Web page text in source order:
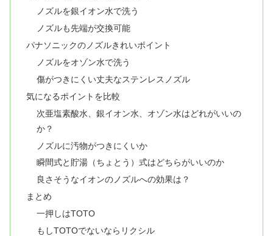
ノズルを銀イオン水で洗う
ノズルも先端が交換可能
パナソニックのノズルきれいポイント
ノズルをオゾン水で洗う
傷がつきにくい丈夫なステンレスノズル
気になるポイントを比較
次亜塩素酸水、銀イオン水、オゾン水はどれがいいの
か？
ノズルに汚物がつきにくいか
瞬間式と貯湯（ちょとう）式はどちらがいいのか
良さそうなイオンのノズルへの効果は？
まとめ
一押しはTOTO
もしTOTOでないならリクシル